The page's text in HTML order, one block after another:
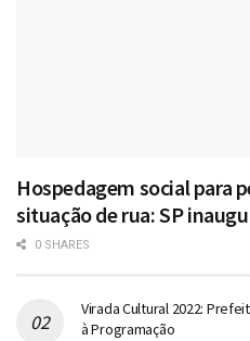
Hospedagem social para
situação de rua: SP
0 SHARES
Virada Cultural 2022:
à Programação